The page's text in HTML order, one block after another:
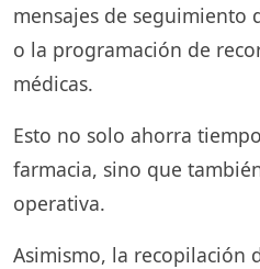
mensajes de seguimiento
o la programación de
médicas.
Esto no solo ahorra
farmacia, sino que
operativa.
Asimismo, la recopilación